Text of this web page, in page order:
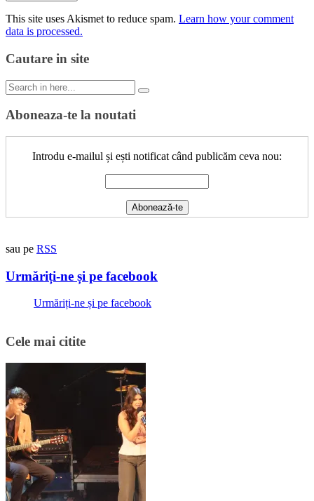
This site uses Akismet to reduce spam. Learn how your comment
data is processed.
Cautare in site
Search
for:
Aboneaza-te la noutati
Introdu e-mailul și ești notificat când publicăm ceva nou:
sau pe RSS
Urmăriți-ne și pe facebook
Urmăriți-ne și pe facebook
Cele mai citite